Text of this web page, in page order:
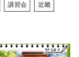
講習会 近畿